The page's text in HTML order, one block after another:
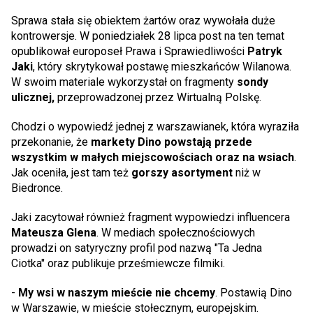
Sprawa stała się obiektem żartów oraz wywołała duże
kontrowersje. W poniedziałek 28 lipca post na ten temat
opublikował europoseł Prawa i Sprawiedliwości Patryk
Jaki, który skrytykował postawę mieszkańców Wilanowa.
W swoim materiale wykorzystał on fragmenty sondy
ulicznej, przeprowadzonej przez Wirtualną Polskę.
Chodzi o wypowiedź jednej z warszawianek, która wyraziła
przekonanie, że markety Dino powstają przede
wszystkim w małych miejscowościach oraz na wsiach.
Jak oceniła, jest tam też gorszy asortyment niż w
Biedronce.
Jaki zacytował również fragment wypowiedzi influencera
Mateusza Glena. W mediach społecznościowych
prowadzi on satyryczny profil pod nazwą "Ta Jedna
Ciotka" oraz publikuje prześmiewcze filmiki.
- My wsi w naszym mieście nie chcemy. Postawią Dino
w Warszawie, w mieście stołecznym, europejskim.